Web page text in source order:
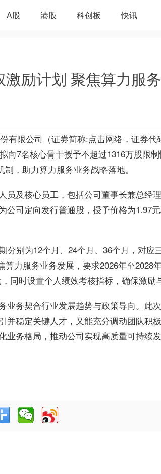
A股 港股 科创板 快讯
励计划 聚焦算力服
有限公司（证券简称:点击网络 ，证券
向7名核心骨干授予不超过1316万股限
，助力算力服务业务战略落地。
员及核心员工，包括公司董事长兼总经
公司定向发行普通股，授予价格为1.97
分别为12个月、24个月、36个月，对应
力服务业务发展，要求2026年至2028
同时设置个人绩效考核指标，确保激励
业务契合行业发展趋势与政策导向。此
并稳定关键人才，又能充分调动团队积
业务格局，推动公司实现高质量可持续发